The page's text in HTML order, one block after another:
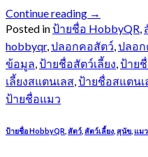
Continue reading →
Posted inป้ายชื่อ HobbyQR,
hobbyqr,ปลอกคอสัตว์,ปลอก
ข้อมูล,ป้ายชื่อสัตว์เลี้ยง,ป้าย
เลี้ยงสแตนเลส,ป้ายชื่อสแตนเ
ป้ายชื่อแมว
ป้ายชื่อ HobbyQR สัตว์ สัตว์เลี้ยง สุนัข แมว